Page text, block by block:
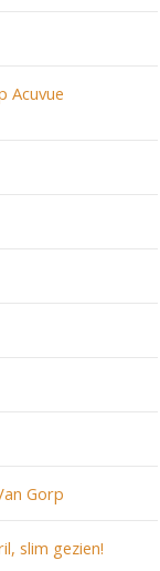
Acuvue
Gorp
slim gezien!